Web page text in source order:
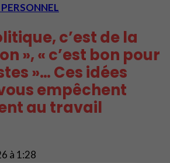
c’est de la
», « c’est bon pour
»… Ces idées
empêchent
au travail
à 1:28